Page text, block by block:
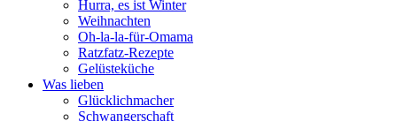
Hurra, es ist Winter
Weihnachten
Oh-la-la-für-Omama
Ratzfatz-Rezepte
Gelüsteküche
Was lieben
Glücklichmacher
Schwangerschaft